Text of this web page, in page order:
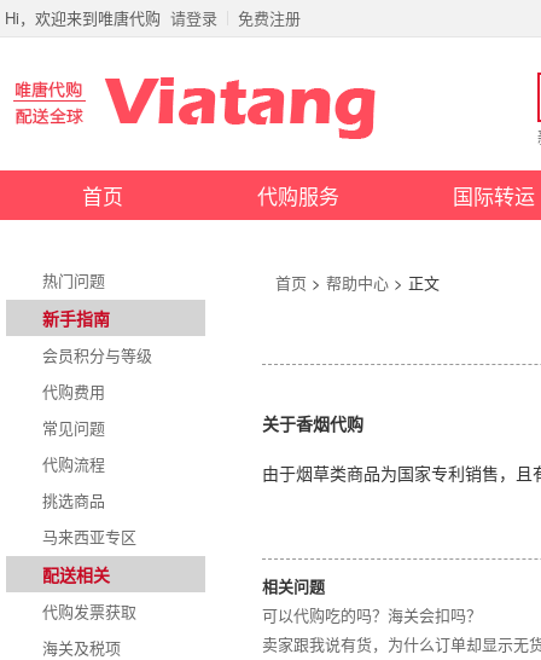
Hi，欢迎来到唯唐代购 请登录 免费注册
首页 代购服务 国际转运
热门问题
新手指南
会员积分与等级
代购费用
常见问题
代购流程
挑选商品
马来西亚专区
配送相关
代购发票获取
海关及税项
首页 > 帮助中心 > 正文
关于香烟代购
由于烟草类商品为国家专利销售，且
相关问题
可以代购吃的吗？海关会扣吗？
卖家跟我说有货，为什么订单却显示无